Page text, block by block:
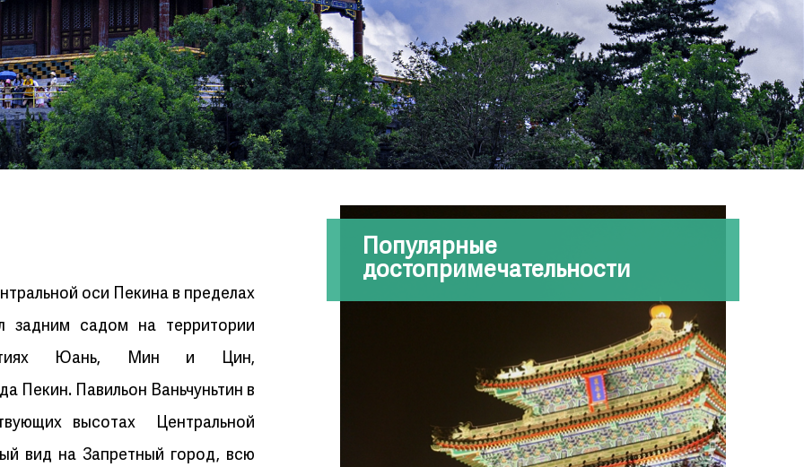
оси Пекина в пределах
задним садом на территории
Юань, Мин и Цин,
Пекин. Павильон Ваньчуньтин в
высотах Центральной
вид на Запретный город, всю
Популярные
достопримечательности